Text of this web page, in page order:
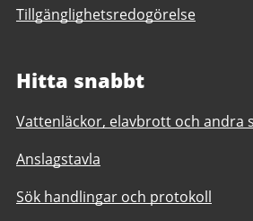
Tillgänglighetsredogörelse
Hitta snabbt
Vattenläckor, elavbrott och andra
Anslagstavla
Sök handlingar och protokoll